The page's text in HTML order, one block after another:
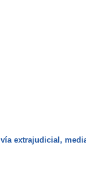
extrajudicial,